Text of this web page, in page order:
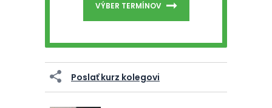
VÝBER TERMÍNOV
Poslať kurz kolegovi